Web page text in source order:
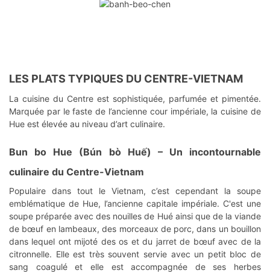
LES PLATS TYPIQUES DU CENTRE-VIETNAM
La cuisine du Centre est sophistiquée, parfumée et pimentée.
Marquée par le faste de l’ancienne cour impériale, la cuisine de
Hue est élevée au niveau d’art culinaire.
Bun bo Hue (Bún bò Huế) – Un incontournable
culinaire du Centre-Vietnam
Populaire dans tout le Vietnam, c’est cependant la soupe
emblématique de Hue, l’ancienne capitale impériale. C'est une
soupe préparée avec des nouilles de Hué ainsi que de la viande
de bœuf en lambeaux, des morceaux de porc, dans un bouillon
dans lequel ont mijoté des os et du jarret de bœuf avec de la
citronnelle. Elle est très souvent servie avec un petit bloc de
sang coagulé et elle est accompagnée de ses herbes